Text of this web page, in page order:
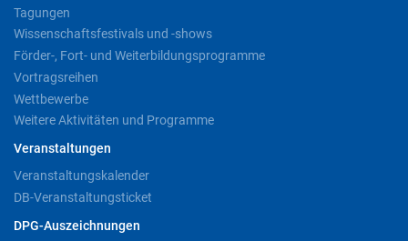
Tagungen
Wissenschaftsfestivals und -shows
Förder-, Fort- und Weiterbildungsprogramme
Vortragsreihen
Wettbewerbe
Weitere Aktivitäten und Programme
Veranstaltungen
Veranstaltungskalender
DB-Veranstaltungsticket
DPG-Auszeichnungen